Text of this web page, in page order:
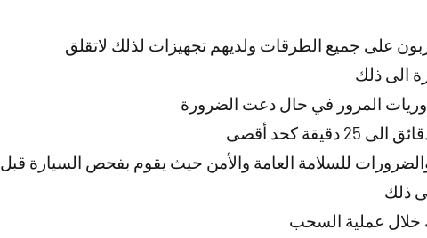
على جميع الطرقات ولديهم تجهيزات لذلك لاتقلق
الى ذلك
المرور في حال دعت الضرورة
للسلامة العامة والأمن حيث يقوم بفحص السيارة قبل
ذلك
خلال عملية السحب